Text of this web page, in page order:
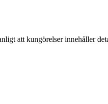
att kungörelser innehåller